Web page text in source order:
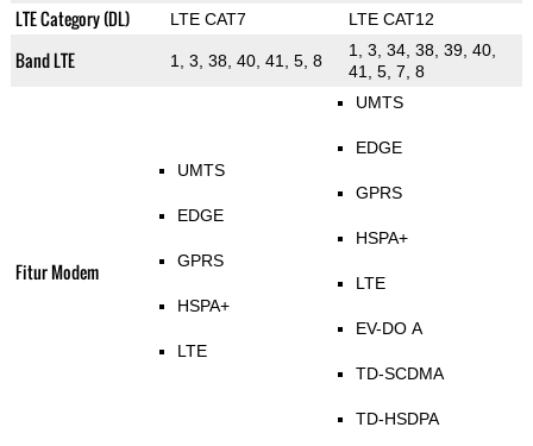
LTE Category (DL) LTE CAT7 LTE CAT12
Band LTE 1, 3, 38, 40, 41, 5, 8
1, 3, 34, 38, 39, 40,
41, 5, 7, 8
Fitur Modem
UMTS
EDGE
GPRS
HSPA+
LTE
UMTS
EDGE
GPRS
HSPA+
LTE
EV-DO A
TD-SCDMA
TD-HSDPA